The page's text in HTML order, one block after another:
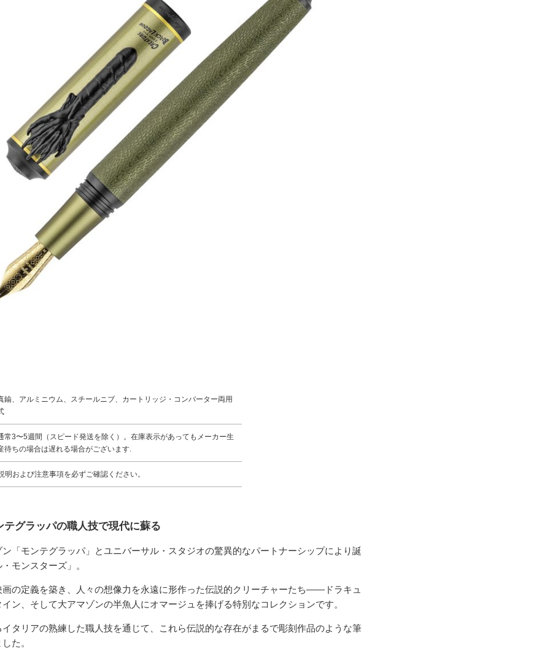
鍮、アルミニウム、スチールニブ、カートリッジ・コンバーター両用
常3〜5週間（スピード発送を除く）。在庫表示があってもメーカー生
待ちの場合は遅れる場合がございます.
明および注意事項を必ずご確認ください。
テグラッパの職人技で現代に蘇る
「モンテグラッパ」とユニバーサル・スタジオの驚異的なパートナーシップにより誕
モンスターズ」。
の定義を築き、人々の想像力を永遠に形作った伝説的クリーチャーたち――ドラキュ
ン、そして大アマゾンの半魚人にオマージュを捧げる特別なコレクションです。
タリアの熟練した職人技を通じて、これら伝説的な存在がまるで彫刻作品のような筆
た。